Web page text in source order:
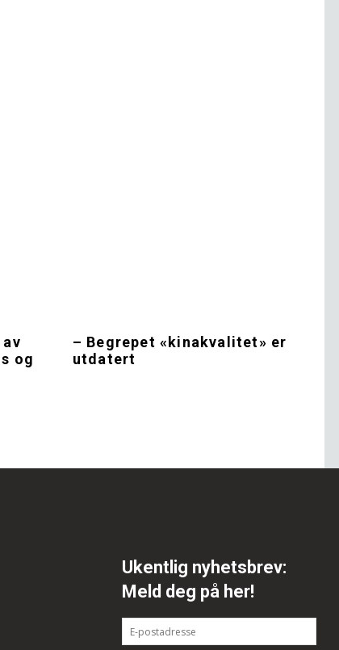
og
– Begrepet «kinakvalitet» er
utdatert
Ukentlig nyhetsbrev:
Meld deg på her!